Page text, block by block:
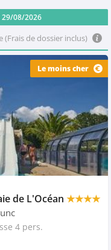
29/08/2026
(Frais de dossier inclus)
Le moins cher
de L'Océan ★★★★
4 pers.